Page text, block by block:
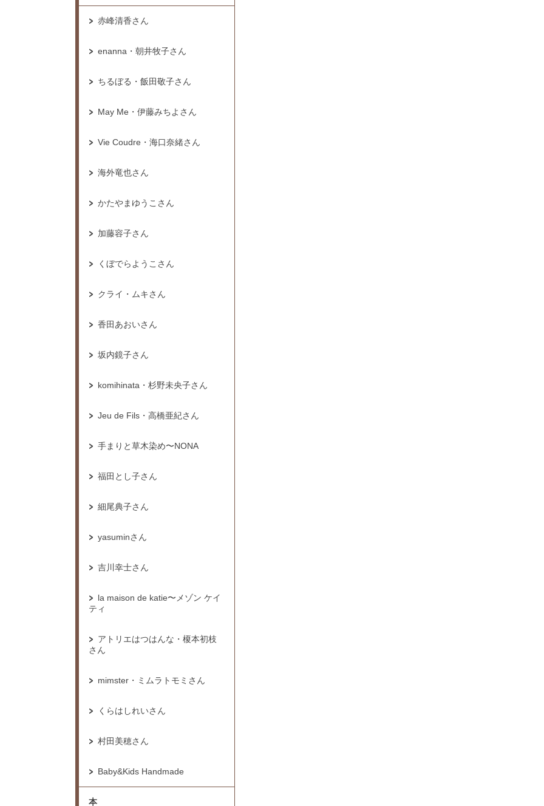
赤峰清香さん
enanna・朝井牧子さん
ちるぼる・飯田敬子さん
May Me・伊藤みちよさん
Vie Coudre・海口奈緒さん
海外竜也さん
かたやまゆうこさん
加藤容子さん
くぼでらようこさん
クライ・ムキさん
香田あおいさん
坂内鏡子さん
komihinata・杉野未央子さん
Jeu de Fils・高橋亜紀さん
手まりと草木染め〜NONA
福田とし子さん
細尾典子さん
yasuminさん
吉川幸士さん
la maison de katie〜メゾン ケイ
ティ
アトリエはつはんな・榎本初枝
さん
mimster・ミムラトモミさん
くらはしれいさん
村田美穂さん
Baby&Kids Handmade
本